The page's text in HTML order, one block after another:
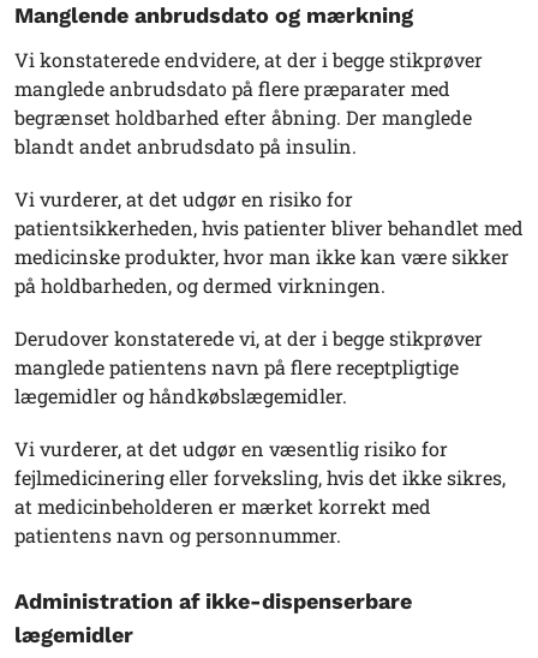
Manglende anbrudsdato og mærkning
Vi konstaterede endvidere, at der i begge stikprøver
manglede anbrudsdato på flere præparater med
begrænset holdbarhed efter åbning. Der manglede
blandt andet anbrudsdato på insulin.
Vi vurderer, at det udgør en risiko for
patientsikkerheden, hvis patienter bliver behandlet med
medicinske produkter, hvor man ikke kan være sikker
på holdbarheden, og dermed virkningen.
Derudover konstaterede vi, at der i begge stikprøver
manglede patientens navn på flere receptpligtige
lægemidler og håndkøbslægemidler.
Vi vurderer, at det udgør en væsentlig risiko for
fejlmedicinering eller forveksling, hvis det ikke sikres,
at medicinbeholderen er mærket korrekt med
patientens navn og personnummer.
Administration af ikke-dispenserbare
lægemidler